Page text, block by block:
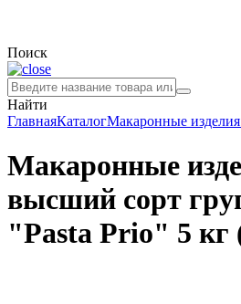
Поиск
Найти
ГлавнаяКаталогМакаронные изделия
Макаронные
высший сорт
"Pasta Prio" 5 кг